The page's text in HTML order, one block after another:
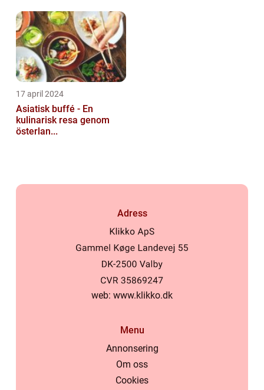
17 april 2024
Asiatisk buffé - En
kulinarisk resa genom
österlan...
Adress
web: www.klikko.dk
Menu
Annonsering
Om oss
Cookies